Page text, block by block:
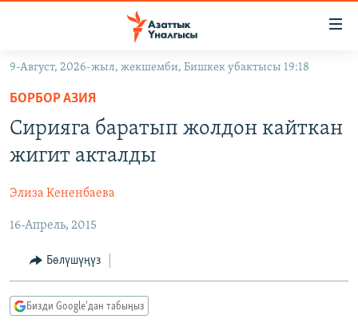
Навигацияга
өтүңүз
Издөөгө
салыңызКЫРГЫЗСТАН
ЭКОНОМИКА
МАДАНИЯТ
ДҮЙНӨ
БОРБОР АЗИЯ
АТАЙЫН ИЛИКТӨӨ
ТВ ПРОГРАММАЛАР
БҮГҮН АЗАТТЫКТА
БИЗ ЖАНА ДҮЙНӨ
ПОДКАСТ
ӨЗГӨЧӨ ПИКИР
9-Август, 2026-жыл, жекшемби, Бишкек убактысы 19:18
БОРБОР АЗИЯ
Сирияга баратып жолдон кайткан
жигит акталды
Элиза Кененбаева
16-Апрель, 2015
Бөлүшүңүз
Бизди Google'дан табыңыз